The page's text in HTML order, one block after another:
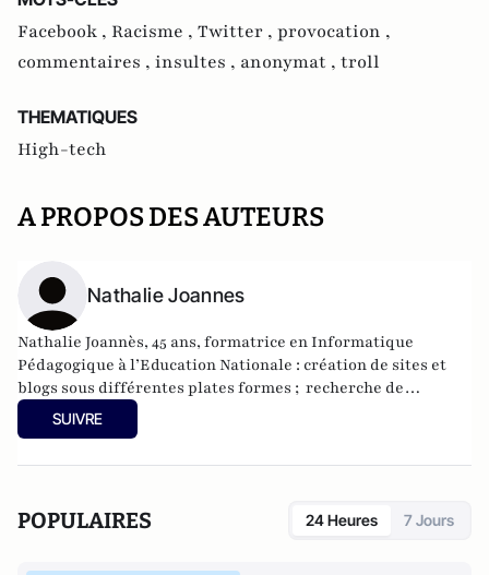
Facebook , Racisme , Twitter , provocation ,
commentaires , insultes , anonymat , troll
THEMATIQUES
High-tech
A PROPOS DES AUTEURS
Nathalie Joannes
Nathalie Joannès, 45 ans, formatrice en Informatique
Pédagogique à l’Education Nationale : création de sites et
blogs sous différentes plates formes ; recherche de
ressources libres autour de l’éducation ; formation auprès
de public d’adultes sur des logiciels, sites ; élaboration de
SUIVRE
POPULAIRES 24 Heures 7 Jours